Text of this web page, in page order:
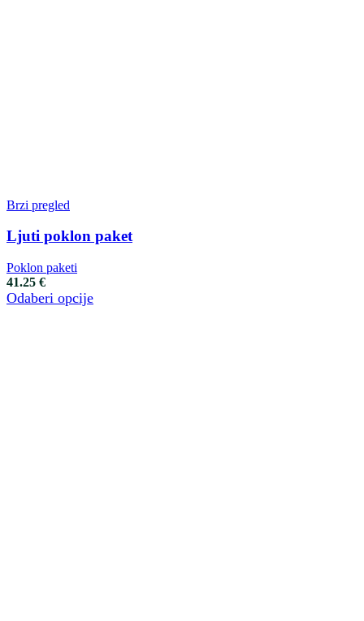
Brzi pregled
Ljuti poklon paket
Poklon paketi
41.25 €
Odaberi opcije